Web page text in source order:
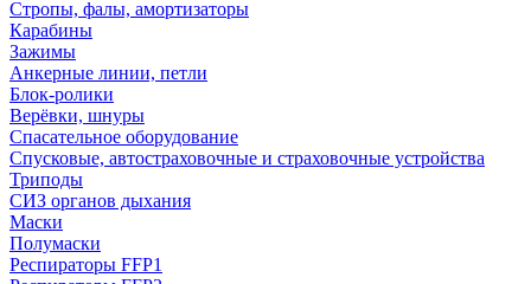
Стропы, фалы, амортизаторы
Карабины
Зажимы
Анкерные линии, петли
Блок-ролики
Верёвки, шнуры
Спасательное оборудование
Спусковые, автостраховочные и страховочные устройства
Триподы
СИЗ органов дыхания
Маски
Полумаски
Респираторы FFP1